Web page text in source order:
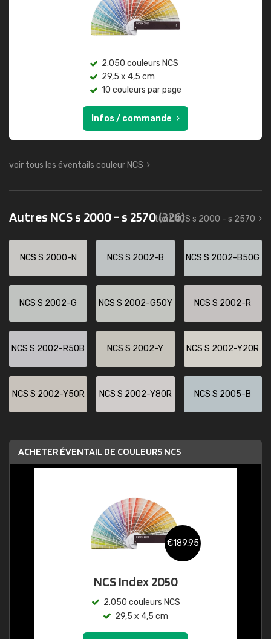
2.050 couleurs NCS
29,5 x 4,5 cm
10 couleurs par page
Infos / commande
voir tous les éventails couleur NCS
Autres NCS s 2000 - s 2570(326)
tout NCS s 2000 - s 2570
NCS S 2000-N NCS S 2002-B NCS S 2002-B50G
NCS S 2002-G NCS S 2002-G50Y NCS S 2002-R
NCS S 2002-R50B NCS S 2002-Y NCS S 2002-Y20R
NCS S 2002-Y50R NCS S 2002-Y80R NCS S 2005-B
ACHETER ÉVENTAIL DE COULEURS NCS
€189,95
NCS Index 2050
2.050 couleurs NCS
29,5 x 4,5 cm